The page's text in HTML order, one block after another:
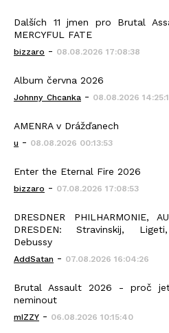
Dalších 11 jmen pro Brutal
MERCYFUL FATE
bizzaro - 08.08.2026 17:08:38
Album června 2026
Johnny_Chcanka - 08.08.2026
AMENRA v Drážďanech
u - 08.08.2026 00:13:53
Enter the Eternal Fire 2026
bizzaro - 07.08.2026 17:08:53
DRESDNER PHILHARMONIE,
DRESDEN: Stravinskij,
Debussy
AddSatan - 07.08.2026 16:04:26
Brutal Assault 2026 - proč
neminout
mIZZY - 06.08.2026 10:15:40